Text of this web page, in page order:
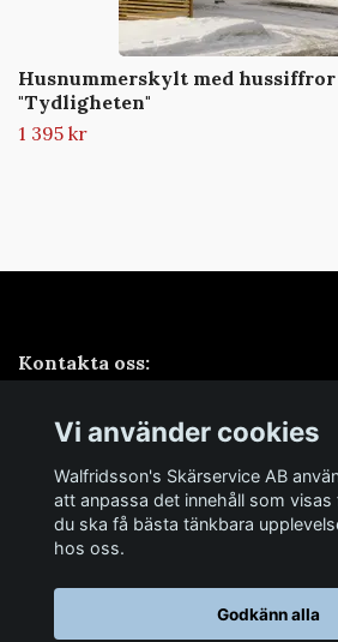
Husnummerskylt med hussiffror
"Tydligheten"
1 395 kr
Kontakta oss:
Sociala medier
Samarbeten
Vi använder cookies
Walfridsson's Skärservice AB
att anpassa det innehåll som
du ska få bästa tänkbara
hos oss.
Godkänn alla